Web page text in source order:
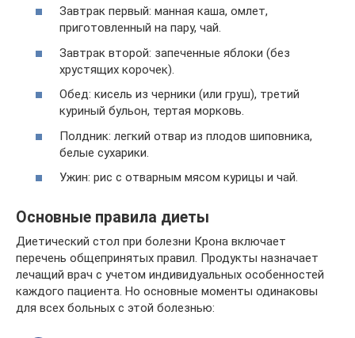
Завтрак первый: манная каша, омлет,
приготовленный на пару, чай.
Завтрак второй: запеченные яблоки (без
хрустящих корочек).
Обед: кисель из черники (или груш), третий
куриный бульон, тертая морковь.
Полдник: легкий отвар из плодов шиповника,
белые сухарики.
Ужин: рис с отварным мясом курицы и чай.
Основные правила диеты
Диетический стол при болезни Крона включает
перечень общепринятых правил. Продукты назначает
лечащий врач с учетом индивидуальных особенностей
каждого пациента. Но основные моменты одинаковы
для всех больных с этой болезнью: